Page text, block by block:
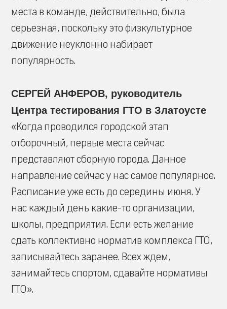
места в команде, действительно, была
серьезная, поскольку это физкультурное
движение неуклонно набирает
популярность.
СЕРГЕЙ АНФЕРОВ, руководитель
Центра тестирования ГТО в Златоусте
«Когда проводился городской этап
отборочный, первые места сейчас
представляют сборную города. Данное
направление сейчас у нас самое популярное.
Расписание уже есть до середины июня. У
нас каждый день какие-то организации,
школы, предприятия. Если есть желание
сдать коллективно норматив комплекса ГТО,
записывайтесь заранее. Всех ждем,
занимайтесь спортом, сдавайте нормативы
ГТО».